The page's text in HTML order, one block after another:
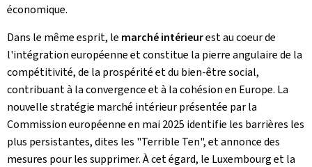
économique.
Dans le même esprit, le marché intérieurest au coeur de
l'intégration européenne et constitue la pierre angulaire de la
compétitivité, de la prospérité et du bien-être social,
contribuant à la convergence et à la cohésion en Europe. La
nouvelle stratégie marché intérieur présentée par la
Commission européenne en mai 2025 identifie les barrières les
plus persistantes, dites les "Terrible Ten", et annonce des
mesures pour les supprimer. À cet égard, le Luxembourg et la